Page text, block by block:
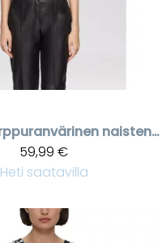
Purppuranvärinen naisten satiinipusero
59,99 €
Heti saatavilla